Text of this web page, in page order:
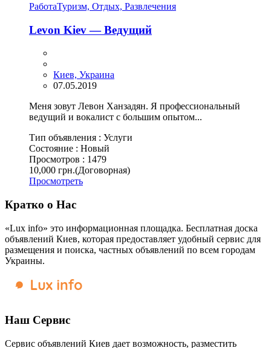
РаботаТуризм, Отдых, Развлечения
Levon Kiev — Ведущий
Киев, Украина
07.05.2019
Меня зовут Левон Ханзадян. Я профессиональный
ведущий и вокалист с большим опытом...
Тип объявления : Услуги
Состояние : Новый
Просмотров : 1479
10,000 грн.(Договорная)
Просмотреть
Кратко о Нас
«Lux info» это информационная площадка. Бесплатная доска
объявлений Киев, которая предоставляет удобный сервис для
размещения и поиска, частных объявлений по всем городам
Украины.
Наш Сервис
Сервис объявлений Киев дает возможность, разместить